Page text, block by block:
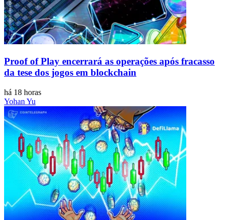
Proof of Play encerrará as operações após fracasso
da tese dos jogos em blockchain
há 18 horas
Yohan Yu